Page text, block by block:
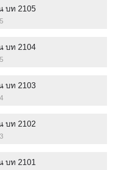
บท 2105
บท 2104
บท 2103
บท 2102
บท 2101